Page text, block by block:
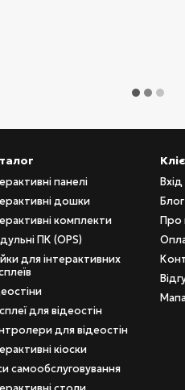
панелі
дошки
комплекти
ПК (OPS)
для інтерактивних
для відеостін
для відеостін
кіоски
самообслуговування
Блог
Про